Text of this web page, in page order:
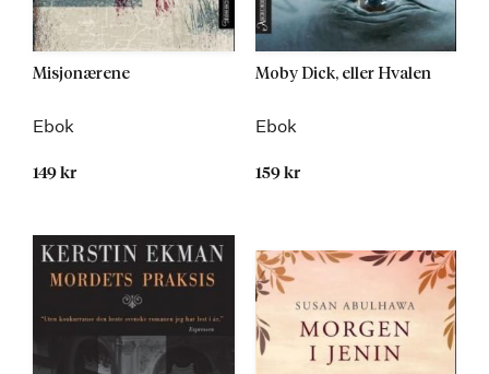
Misjonærene
Ebok
149 kr
Moby Dick, eller Hvalen
Ebok
159 kr